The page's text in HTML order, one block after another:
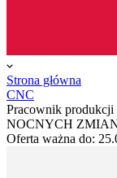
Strona główna
CNC
Pracownik produkcji
NOCNYCH
Oferta ważna do: